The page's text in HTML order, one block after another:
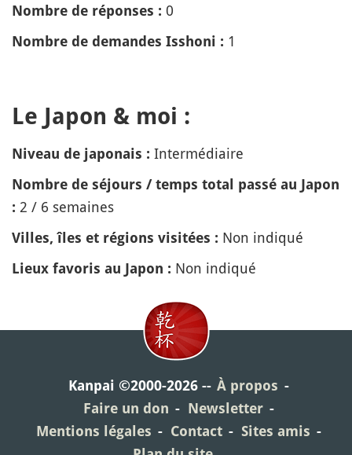
Nombre de réponses : 0
Nombre de demandes Isshoni : 1
Le Japon & moi :
Niveau de japonais : Intermédiaire
Nombre de séjours / temps total passé au Japon
: 2 / 6 semaines
Villes, îles et régions visitées : Non indiqué
Lieux favoris au Japon : Non indiqué
Kanpai ©2000-2026
À propos
Faire un don
Newsletter
Mentions légales
Contact
Sites amis